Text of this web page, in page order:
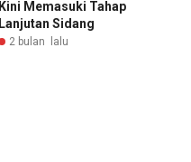
Kini Memasuki Tahap
Lanjutan Sidang
2 bulan lalu